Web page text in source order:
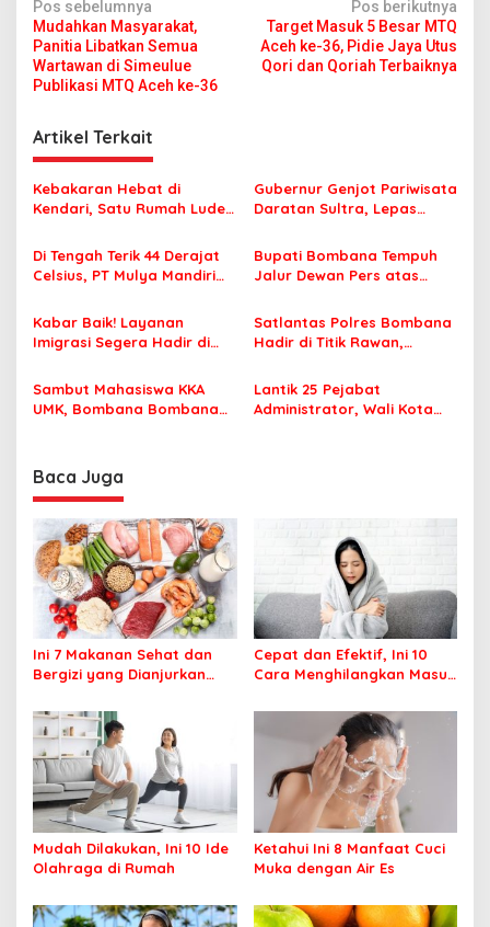
N
a
v
i
g
a
s
i
p
o
s
Pos sebelumnya
Mudahkan Masyarakat,
Panitia Libatkan Semua
Wartawan di Simeulue
Publikasi MTQ Aceh ke-36
Pos berikutnya
Target Masuk 5 Besar MTQ
Aceh ke-36, Pidie Jaya Utus
Qori dan Qoriah Terbaiknya
Artikel Terkait
Kebakaran Hebat di
Kendari, Satu Rumah Ludes
Gubernur Genjot Pariwisata
Daratan Sultra, Lepas
Tiga Kabupaten Unggulan
Di Tengah Terik 44 Derajat
Celsius, PT Mulya Mandiri
Jamaah Tetap Sehat dan
Nyaman Beribadah
Bupati Bombana Tempuh
Jalur Dewan Pers atas
Korupsi Jembatan Cirauci II
Kabar Baik! Layanan
Imigrasi Segera Hadir di
Perlu Lagi ke Kendari
Satlantas Polres Bombana
Hadir di Titik Rawan,
Sekolah dengan Aman
Sambut Mahasiswa KKA
UMK, Bombana Bombana
Lantik 25 Pejabat
Administrator, Wali Kota
Baca Juga
Ini 7 Makanan Sehat dan
Bergizi yang Dianjurkan
Cepat dan Efektif, Ini 10
Cara Menghilangkan Masuk
Mudah Dilakukan, Ini 10 Ide
Olahraga di Rumah
Ketahui Ini 8 Manfaat Cuci
Muka dengan Air Es